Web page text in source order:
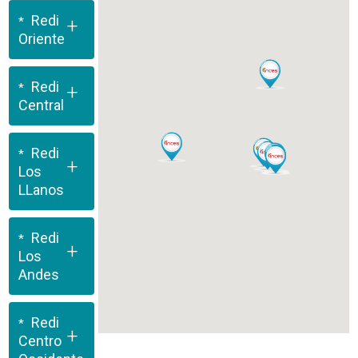
Redi
Oriente
+
Redi
Central
+
Redi
Los
LLanos
+
Redi
Los
Andes
+
Redi
Centro +